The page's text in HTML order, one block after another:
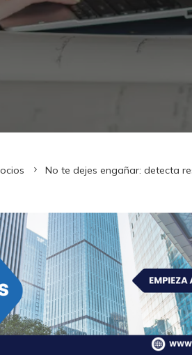
No te dejes engañar: detecta